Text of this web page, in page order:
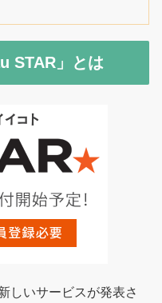
STAR」とは
しいサービスが発表さ